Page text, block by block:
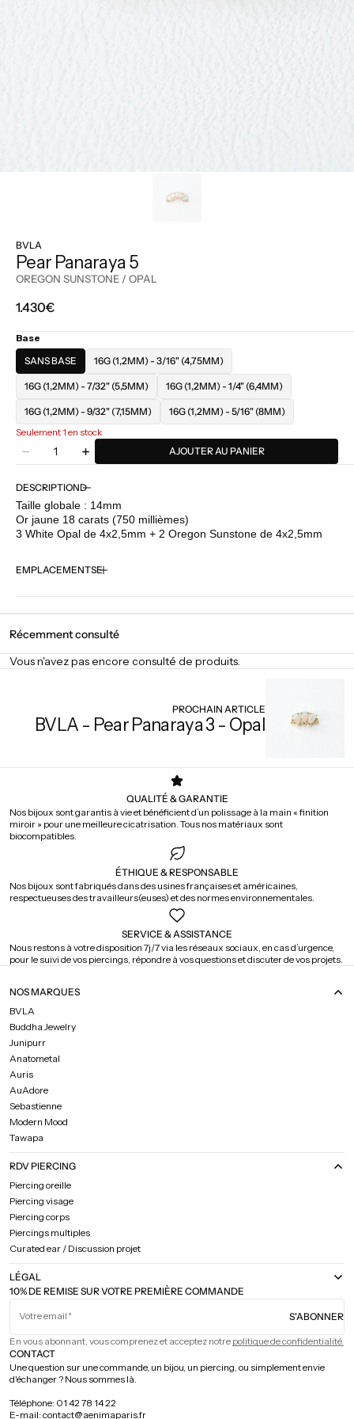
BVLA
Pear Panaraya 5
OREGON SUNSTONE / OPAL
Prix
1.430€
Base
SANS BASE
16G (1,2MM) - 3/16" (4,75MM)
16G (1,2MM) - 7/32" (5,5MM) 16G (1,2MM) - 1/4" (6,4MM)
16G (1,2MM) - 9/32" (7,15MM)
16G (1,2MM) - 5/16" (8MM)
Seulement 1 en stock
Diminuer
quantité
pour
BVLA
-
5
Oregon
Sunstone
/
Opal
Quantité
Augmenter
quantité
pour
BVLA
-
5
Oregon
Sunstone
/
Opal
AJOUTER AU PANIER
DESCRIPTION
Taille globale : 14mm
Or jaune 18 carats (750 millièmes)
3 White Opal de 4x2,5mm + 2 Oregon Sunstone de 4x2,5mm
EMPLACEMENTS
Récemment consulté
Vous n'avez pas encore consulté de produits.
PROCHAIN ARTICLE
BVLA - Pear Panaraya 3 - Opal
QUALITÉ & GARANTIE
Nos bijoux sont garantis à vie et bénéficient d’un polissage à la main « finition
miroir » pour une meilleure cicatrisation. Tous nos matériaux sont
biocompatibles.
ÉTHIQUE & RESPONSABLE
Nos bijoux sont fabriqués dans des usines françaises et américaines,
respectueuses des travailleurs(euses) et des normes environnementales.
SERVICE & ASSISTANCE
Nous restons à votre disposition 7j/7 via les réseaux sociaux, en cas d’urgence,
pour le suivi de vos piercings, répondre à vos questions et discuter de vos projets.
10% DE REMISE SUR VOTRE PREMIÈRE COMMANDE
Votre email S'ABONNER
En vous abonnant, vous comprenez et acceptez notre politique de confidentialité.
NOS MARQUES
BVLA
Buddha Jewelry
Junipurr
Anatometal
Auris
AuAdore
Sebastienne
Modern Mood
Tawapa
RDV PIERCING
Piercing oreille
Piercing visage
Piercing corps
Piercings multiples
Curated ear / Discussion projet
LÉGAL
CONTACT
Une question sur une commande, un bijou, un piercing, ou simplement envie
d'échanger ? Nous sommes là.
Téléphone: 01 42 78 14 22
E-mail: contact@aenimaparis.fr